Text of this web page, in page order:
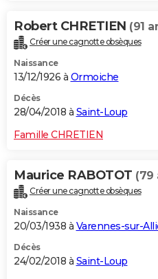
Robert CHRETIEN (91
Créer une cagnotte obsèques
Naissance
13/12/1926 à Ormoiche
Décès
28/04/2018 à Saint-Loup
Famille CHRETIEN
Maurice RABOTOT (79
Créer une cagnotte obsèques
Naissance
20/03/1938 à Varennes-sur-
Décès
24/02/2018 à Saint-Loup